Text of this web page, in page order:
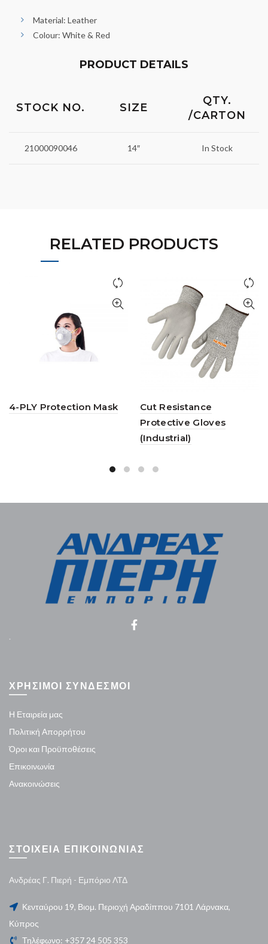
Material: Leather
Colour: White & Red
PRODUCT DETAILS
STOCK NO. SIZE
QTY.
/CARTON
21000090046 14″ In Stock
RELATED PRODUCTS
4-PLY Protection Mask
Cut Resistance
Protective Gloves
(Industrial)
.
ΧΡΗΣΙΜΟΙ ΣΥΝΔΕΣΜΟΙ
Η Εταιρεία μας
Πολιτική Απορρήτου
Όροι και Προϋποθέσεις
Επικοινωνία
Ανακοινώσεις
ΣΤΟΙΧΕΙΑ ΕΠΙΚΟΙΝΩΝΙΑΣ
Ανδρέας Γ. Πιερή - Εμπόριο ΛΤΔ
Κενταύρου 19, Βιομ. Περιοχή Αραδίππου 7101 Λάρνακα,
Κύπρος
Τηλέφωνο: +357 24 505 353